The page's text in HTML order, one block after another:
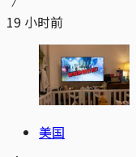
19 小时前
美国